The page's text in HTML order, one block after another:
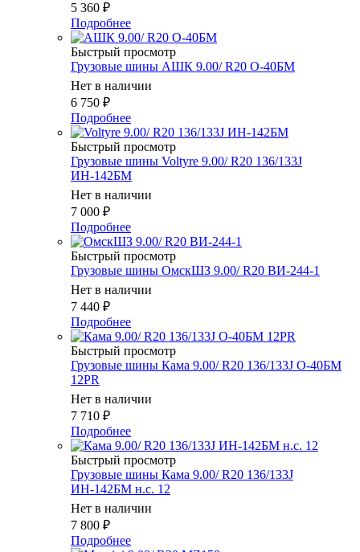
5 360 ₽
Подробнее
Быстрый просмотр
Грузовые шины АШК 9.00/ R20 О-40БМ
Нет в наличии
6 750 ₽
Подробнее
Быстрый просмотр
Грузовые шины Voltyre 9.00/ R20 136/133J
ИН-142БМ
Нет в наличии
7 000 ₽
Подробнее
Быстрый просмотр
Грузовые шины ОмскШЗ 9.00/ R20 ВИ-244-1
Нет в наличии
7 440 ₽
Подробнее
Быстрый просмотр
Грузовые шины Кама 9.00/ R20 136/133J О-40БМ
12PR
Нет в наличии
7 710 ₽
Подробнее
Быстрый просмотр
Грузовые шины Кама 9.00/ R20 136/133J
ИН-142БМ н.с. 12
Нет в наличии
7 800 ₽
Подробнее